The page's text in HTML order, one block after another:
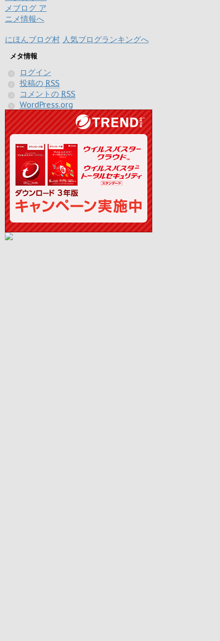
にほんブログ村 人気ブログランキングへ
メタ情報
ログイン
投稿の RSS
コメントの RSS
WordPress.org